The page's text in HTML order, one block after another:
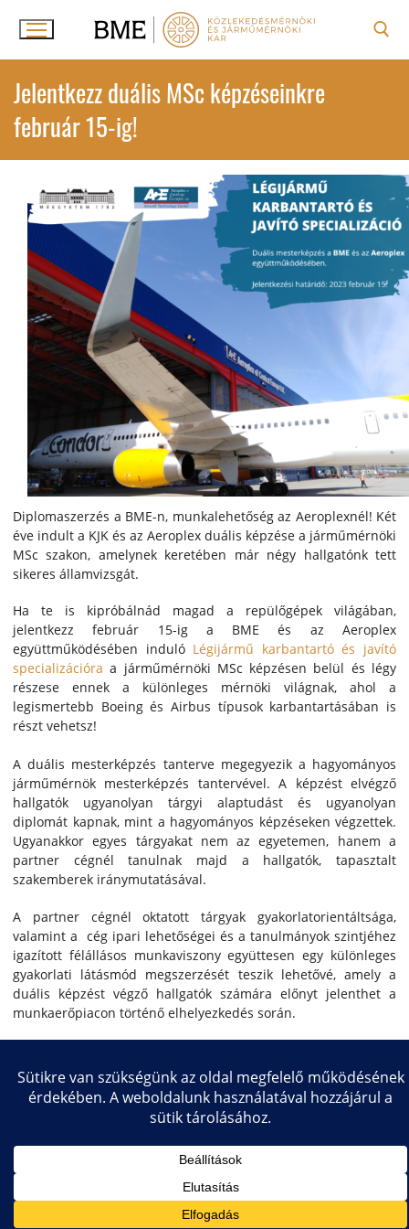
Jelentkezz duális MSc képzéseinkre
február 15-ig!
Diplomaszerzés a BME-n, munkalehetőség az Aeroplexnél! Két
éve indult a KJK és az Aeroplex duális képzése a járműmérnöki
MSc szakon, amelynek keretében már négy hallgatónk tett
sikeres államvizsgát.
Ha te is kipróbálnád magad a repülőgépek világában,
jelentkezz február 15-ig a BME és az Aeroplex
együttműködésében induló Légijármű karbantartó és javító
specializációra a járműmérnöki MSc képzésen belül és légy
részese ennek a különleges mérnöki világnak, ahol a
legismertebb Boeing és Airbus típusok karbantartásában is
részt vehetsz!
A duális mesterképzés tanterve megegyezik a hagyományos
járműmérnök mesterképzés tantervével. A képzést elvégző
hallgatók ugyanolyan tárgyi alaptudást és ugyanolyan
diplomát kapnak, mint a hagyományos képzéseken végzettek.
Ugyanakkor egyes tárgyakat nem az egyetemen, hanem a
partner cégnél tanulnak majd a hallgatók, tapasztalt
szakemberek iránymutatásával.
A partner cégnél oktatott tárgyak gyakorlatorientáltsága,
valamint a cég ipari lehetőségei és a tanulmányok szintjéhez
igazított félállásos munkaviszony együttesen egy különleges
gyakorlati látásmód megszerzését teszik lehetővé, amely a
duális képzést végző hallgatók számára előnyt jelenthet a
munkaerőpiacon történő elhelyezkedés során.
módjáról a
duális képzésekről szóló oldalunkon.
Copyright © 2026 Közlekedésmérnöki és Járműmérnöki Kar
Impresszum